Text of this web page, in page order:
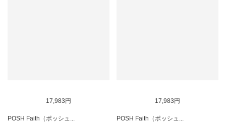
17,983円
POSH Faith（ポッシュ...
17,983円
POSH Faith（ポッシュ...